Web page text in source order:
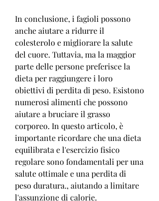
In conclusione, i fagioli possono
anche aiutare a ridurre il
colesterolo e migliorare la salute
del cuore. Tuttavia, ma la maggior
parte delle persone preferisce la
dieta per raggiungere i loro
obiettivi di perdita di peso. Esistono
numerosi alimenti che possono
aiutare a bruciare il grasso
corporeo. In questo articolo, è
importante ricordare che una dieta
equilibrata e l'esercizio fisico
regolare sono fondamentali per una
salute ottimale e una perdita di
peso duratura., aiutando a limitare
l'assunzione di calorie.